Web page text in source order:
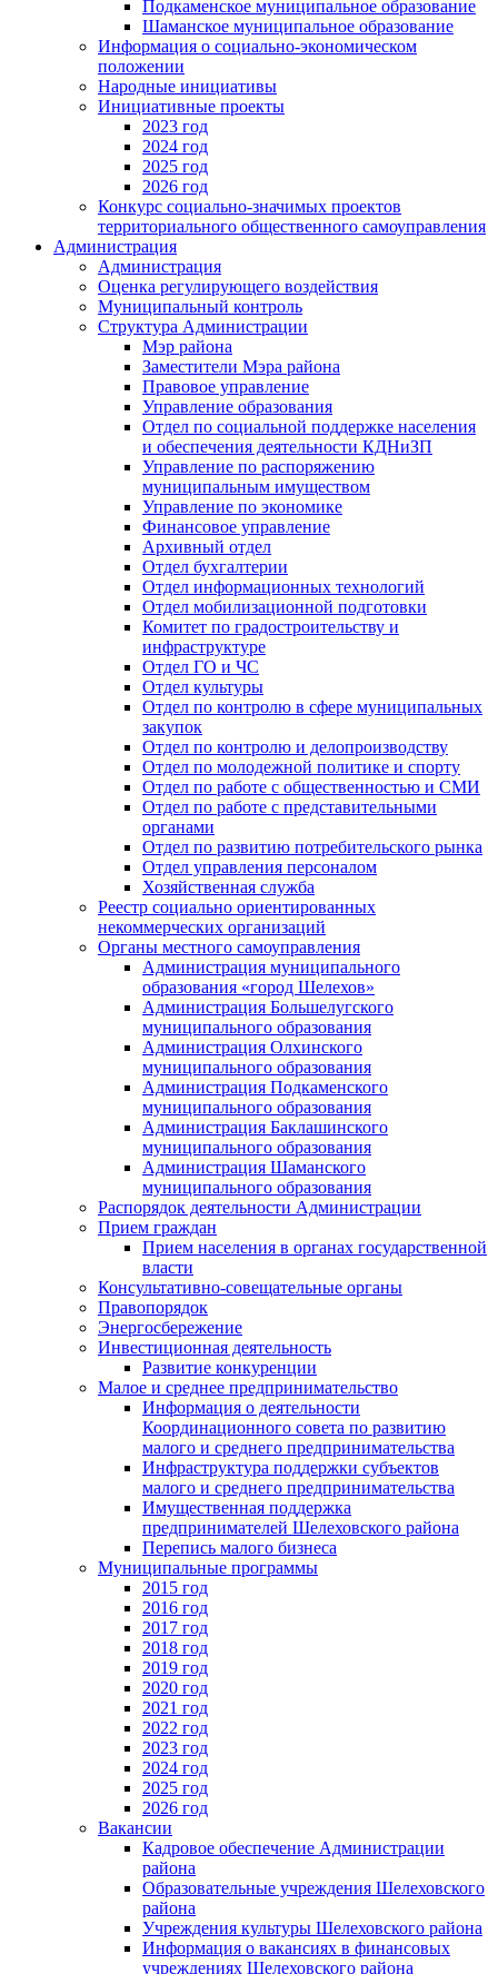
Подкаменское муниципальное образование
Шаманское муниципальное образование
Информация о социально-экономическом
положении
Народные инициативы
Инициативные проекты
2023 год
2024 год
2025 год
2026 год
Конкурс социально-значимых проектов
территориального общественного самоуправления
Администрация
Администрация
Оценка регулирующего воздействия
Муниципальный контроль
Структура Администрации
Мэр района
Заместители Мэра района
Правовое управление
Управление образования
Отдел по социальной поддержке населения
и обеспечения деятельности КДНиЗП
Управление по распоряжению
муниципальным имуществом
Управление по экономике
Финансовое управление
Архивный отдел
Отдел бухгалтерии
Отдел информационных технологий
Отдел мобилизационной подготовки
Комитет по градостроительству и
инфраструктуре
Отдел ГО и ЧС
Отдел культуры
Отдел по контролю в сфере муниципальных
закупок
Отдел по контролю и делопроизводству
Отдел по молодежной политике и спорту
Отдел по работе с общественностью и СМИ
Отдел по работе с представительными
органами
Отдел по развитию потребительского рынка
Отдел управления персоналом
Хозяйственная служба
Реестр социально ориентированных
некоммерческих организаций
Органы местного самоуправления
Администрация муниципального
образования «город Шелехов»
Администрация Большелугского
муниципального образования
Администрация Олхинского
муниципального образования
Администрация Подкаменского
муниципального образования
Администрация Баклашинского
муниципального образования
Администрация Шаманского
муниципального образования
Распорядок деятельности Администрации
Прием граждан
Прием населения в органах государственной
власти
Консультативно-совещательные органы
Правопорядок
Энергосбережение
Инвестиционная деятельность
Развитие конкуренции
Малое и среднее предпринимательство
Информация о деятельности
Координационного совета по развитию
малого и среднего предпринимательства
Инфраструктура поддержки субъектов
малого и среднего предпринимательства
Имущественная поддержка
предпринимателей Шелеховского района
Перепись малого бизнеса
Муниципальные программы
2015 год
2016 год
2017 год
2018 год
2019 год
2020 год
2021 год
2022 год
2023 год
2024 год
2025 год
2026 год
Вакансии
Кадровое обеспечение Администрации
района
Образовательные учреждения Шелеховского
района
Учреждения культуры Шелеховского района
Информация о вакансиях в финансовых
учреждениях Шелеховского района